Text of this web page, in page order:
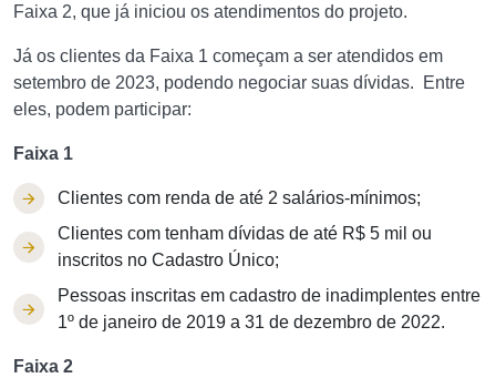
Faixa 2, que já iniciou os atendimentos do projeto.
Já os clientes da Faixa 1 começam a ser atendidos em
setembro de 2023, podendo negociar suas dívidas. Entre
eles, podem participar:
Faixa 1
Clientes com renda de até 2 salários-mínimos;
Clientes com tenham dívidas de até R$ 5 mil ou
inscritos no Cadastro Único;
Pessoas inscritas em cadastro de inadimplentes entre
1º de janeiro de 2019 a 31 de dezembro de 2022.
Faixa 2